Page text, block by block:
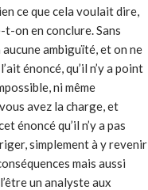
ce que cela voulait dire,
t-on en conclure. Sans
ambiguïté, et on ne
énoncé, qu’il n’y a point
ni même
avez la charge, et
énoncé qu’il n’y a pas
simplement à y revenir
mais aussi
un analyste aux